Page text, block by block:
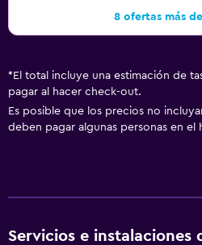
8 ofertas más
* El total incluye una estimación de
pagar al hacer check-out.
Es posible que los precios no
deben pagar algunas personas en el
Servicios e instalaciones